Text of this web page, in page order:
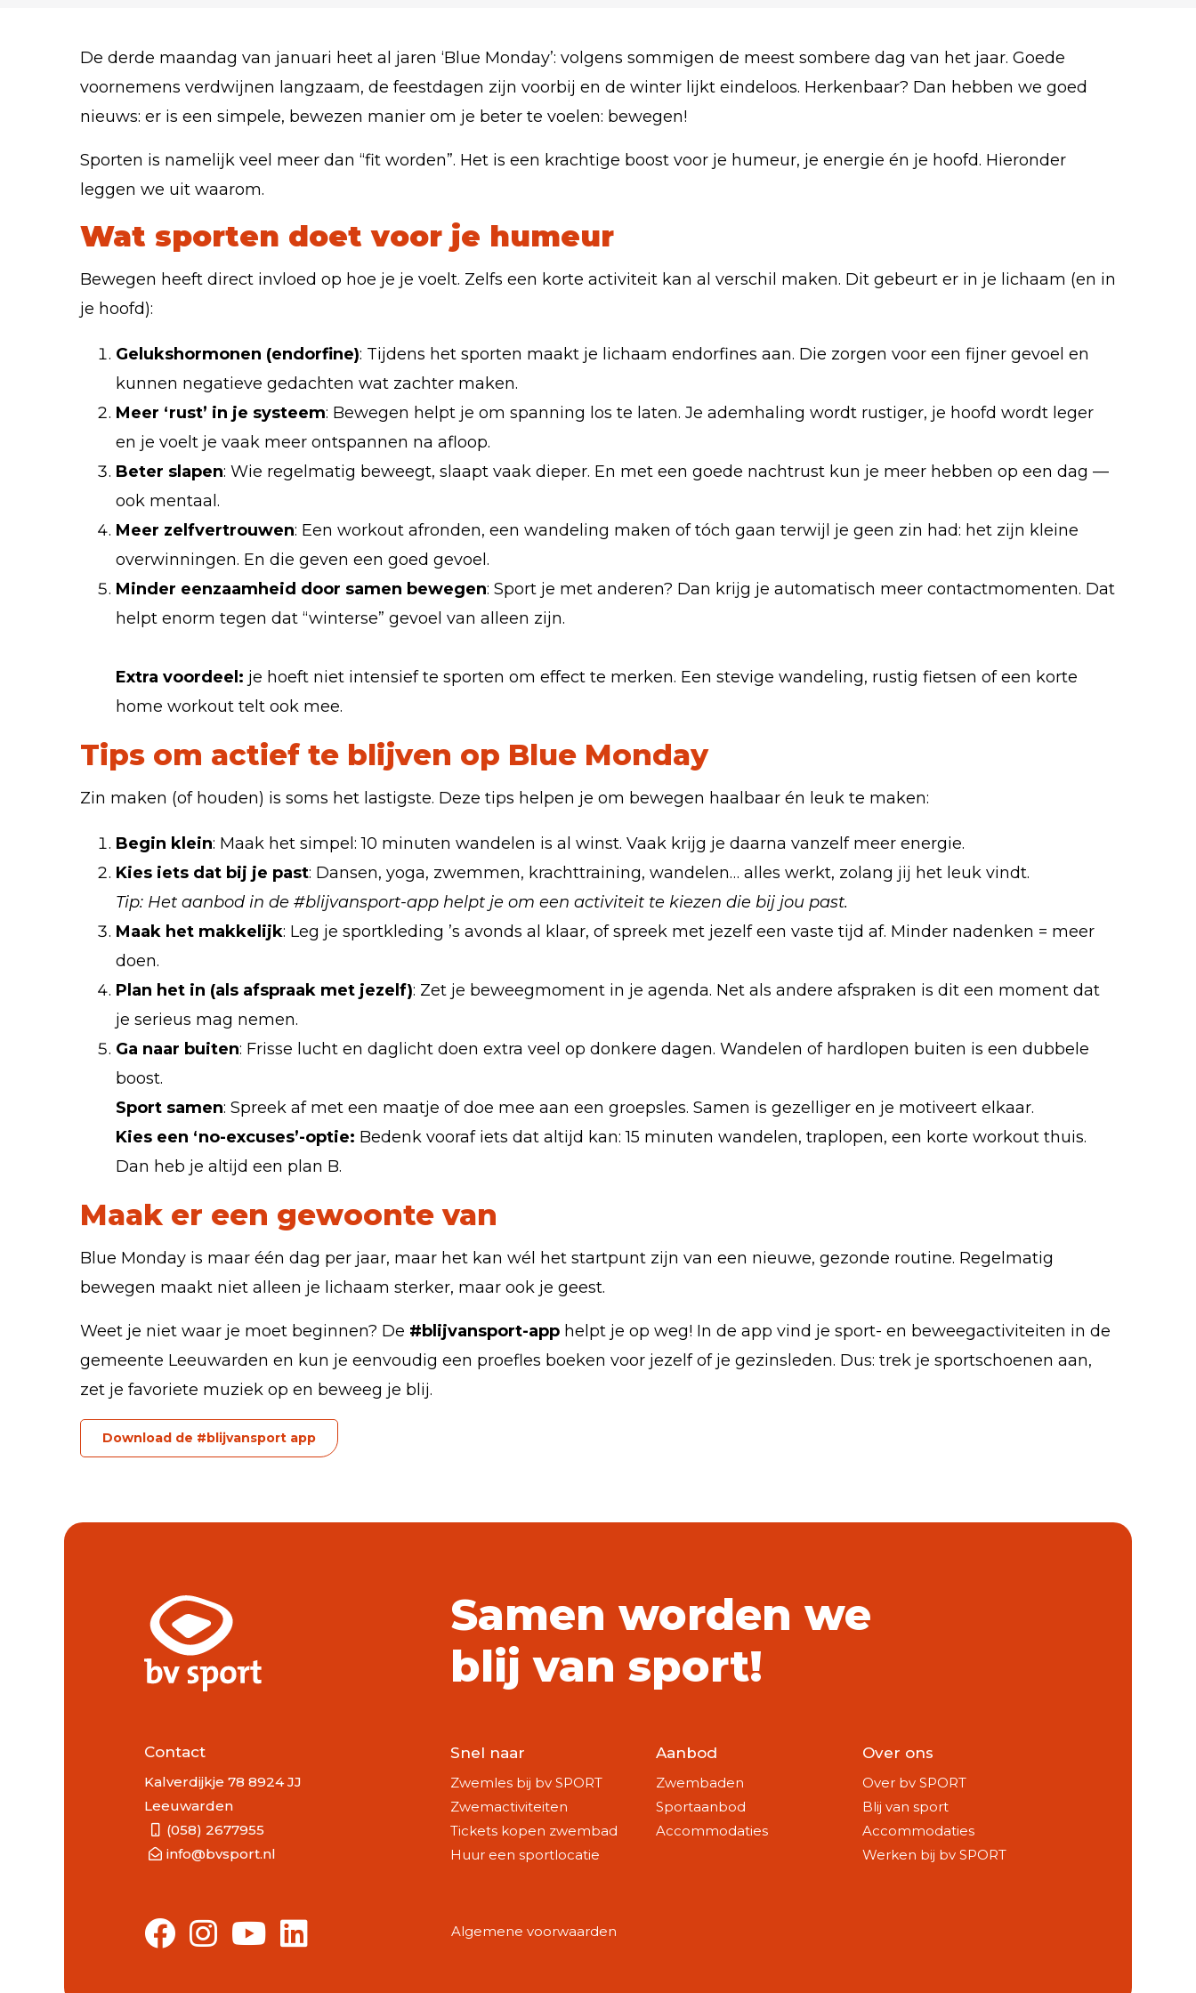
De derde maandag van januari heet al jaren ‘Blue Monday’: volgens sommigen de meest sombere dag van het jaar. Goede
voornemens verdwijnen langzaam, de feestdagen zijn voorbij en de winter lijkt eindeloos. Herkenbaar? Dan hebben we goed
nieuws: er is een simpele, bewezen manier om je beter te voelen: bewegen!
Sporten is namelijk veel meer dan “fit worden”. Het is een krachtige boost voor je humeur, je energie én je hoofd. Hieronder
leggen we uit waarom.
Wat sporten doet voor je humeur
Bewegen heeft direct invloed op hoe je je voelt. Zelfs een korte activiteit kan al verschil maken. Dit gebeurt er in je lichaam (en in
je hoofd):
Gelukshormonen (endorfine): Tijdens het sporten maakt je lichaam endorfines aan. Die zorgen voor een fijner gevoel en
kunnen negatieve gedachten wat zachter maken.
Meer ‘rust’ in je systeem: Bewegen helpt je om spanning los te laten. Je ademhaling wordt rustiger, je hoofd wordt leger
en je voelt je vaak meer ontspannen na afloop.
Beter slapen: Wie regelmatig beweegt, slaapt vaak dieper. En met een goede nachtrust kun je meer hebben op een dag —
ook mentaal.
Meer zelfvertrouwen: Een workout afronden, een wandeling maken of tóch gaan terwijl je geen zin had: het zijn kleine
overwinningen. En die geven een goed gevoel.
Minder eenzaamheid door samen bewegen: Sport je met anderen? Dan krijg je automatisch meer contactmomenten. Dat
helpt enorm tegen dat “winterse” gevoel van alleen zijn.
Extra voordeel: je hoeft niet intensief te sporten om effect te merken. Een stevige wandeling, rustig fietsen of een korte
home workout telt ook mee.
Tips om actief te blijven op Blue Monday
Zin maken (of houden) is soms het lastigste. Deze tips helpen je om bewegen haalbaar én leuk te maken:
Begin klein: Maak het simpel: 10 minuten wandelen is al winst. Vaak krijg je daarna vanzelf meer energie.
Kies iets dat bij je past: Dansen, yoga, zwemmen, krachttraining, wandelen… alles werkt, zolang jij het leuk vindt.
Tip: Het aanbod in de #blijvansport-app helpt je om een activiteit te kiezen die bij jou past.
Maak het makkelijk: Leg je sportkleding ’s avonds al klaar, of spreek met jezelf een vaste tijd af. Minder nadenken = meer
doen.
Plan het in (als afspraak met jezelf): Zet je beweegmoment in je agenda. Net als andere afspraken is dit een moment dat
je serieus mag nemen.
Ga naar buiten: Frisse lucht en daglicht doen extra veel op donkere dagen. Wandelen of hardlopen buiten is een dubbele
boost.
Sport samen: Spreek af met een maatje of doe mee aan een groepsles. Samen is gezelliger en je motiveert elkaar.
Kies een ‘no-excuses’-optie: Bedenk vooraf iets dat altijd kan: 15 minuten wandelen, traplopen, een korte workout thuis.
Dan heb je altijd een plan B.
Maak er een gewoonte van
Blue Monday is maar één dag per jaar, maar het kan wél het startpunt zijn van een nieuwe, gezonde routine. Regelmatig
bewegen maakt niet alleen je lichaam sterker, maar ook je geest.
Weet je niet waar je moet beginnen? De #blijvansport-app helpt je op weg! In de app vind je sport- en beweegactiviteiten in de
gemeente Leeuwarden en kun je eenvoudig een proefles boeken voor jezelf of je gezinsleden. Dus: trek je sportschoenen aan,
zet je favoriete muziek op en beweeg je blij.
Download de #blijvansport app
Contact
Kalverdijkje 78 8924 JJ
Leeuwarden
(058) 2677955
info@bvsport.nl
Samen worden we
blij van sport!
Snel naar
Zwemles bij bv SPORT
Zwemactiviteiten
Tickets kopen zwembad
Huur een sportlocatie
Aanbod
Zwembaden
Sportaanbod
Accommodaties
Over ons
Over bv SPORT
Blij van sport
Accommodaties
Werken bij bv SPORT
Algemene voorwaarden